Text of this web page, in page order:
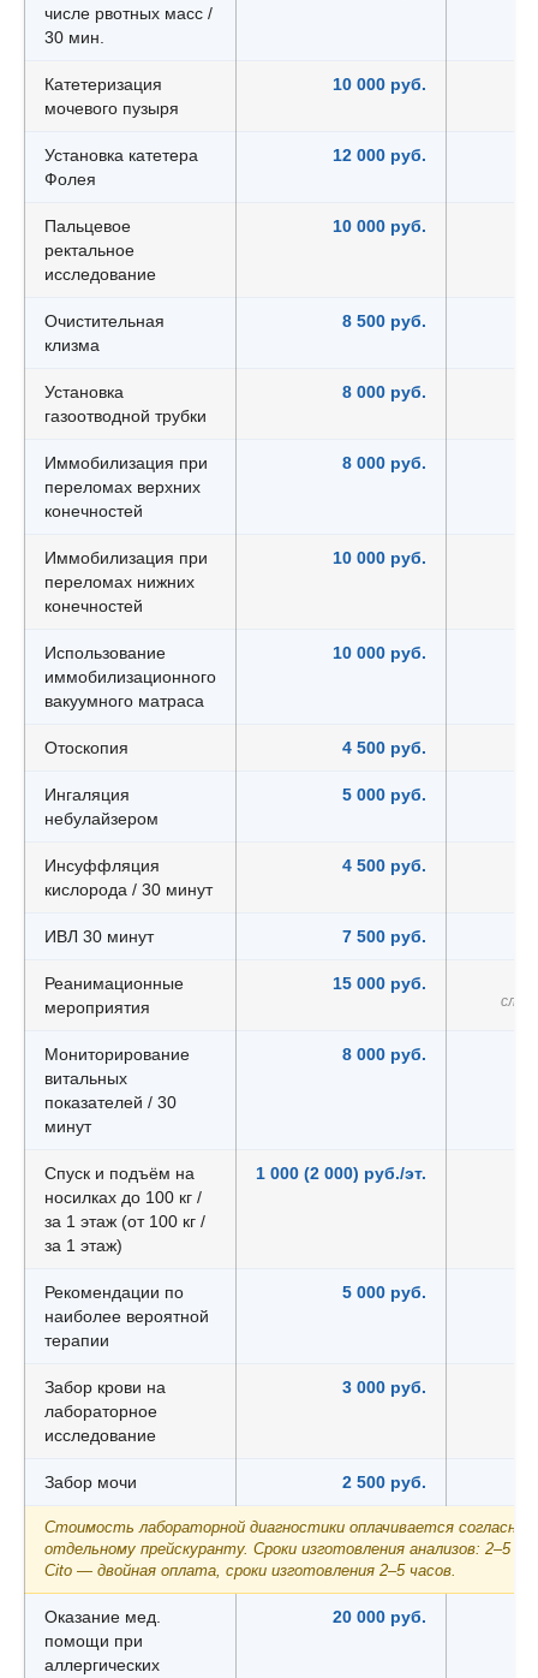
числе рвотных масс /
30 мин.
Катетеризация
мочевого пузыря
10 000 руб.
Установка катетера
Фолея
12 000 руб.
Пальцевое
ректальное
исследование
10 000 руб.
Очистительная
клизма
8 500 руб.
Установка
газоотводной трубки
8 000 руб.
Иммобилизация при
переломах верхних
конечностей
8 000 руб.
Иммобилизация при
переломах нижних
конечностей
10 000 руб.
Использование
иммобилизационного
вакуумного матраса
10 000 руб.
Отоскопия 4 500 руб.
Ингаляция
небулайзером
5 000 руб.
Инсуффляция
кислорода / 30 минут
4 500 руб.
ИВЛ 30 минут 7 500 руб.
Реанимационные
мероприятия
15 000 руб.
Мониторирование
витальных
показателей / 30
минут
8 000 руб.
Спуск и подъём на
носилках до 100 кг /
за 1 этаж (от 100 кг /
за 1 этаж)
1 000 (2 000) руб./эт.
Рекомендации по
наиболее вероятной
терапии
5 000 руб.
Забор крови на
лабораторное
исследование
3 000 руб.
Забор мочи 2 500 руб.
Стоимость лабораторной диагностики оплачивается согласно
отдельному прейскуранту. Сроки изготовления анализов: 2–5
Cito — двойная оплата, сроки изготовления 2–5 часов.
Оказание мед.
помощи при
аллергических
20 000 руб.